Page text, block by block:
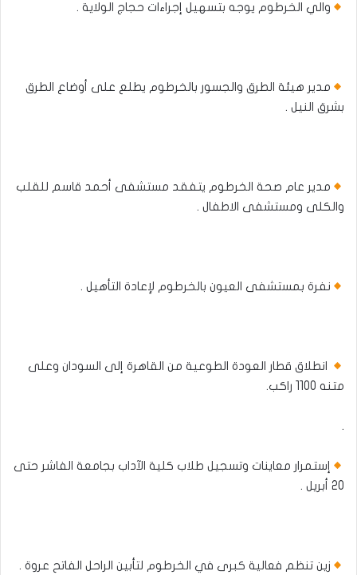
والي الخرطوم يوجه بتسهيل إجراءات حجاج الولاية .
مدير هيئة الطرق والجسور بالخرطوم يطلع على أوضاع الطرق
بشرق النيل .
مدير عام صحة الخرطوم يتفقد مستشفى أحمد قاسم للقلب
والكلى ومستشفى الاطفال .
نفرة بمستشفى العيون بالخرطوم لإعادة التأهيل .
انطلاق قطار العودة الطوعية من القاهرة إلى السودان وعلى
متنه 1100 راكب.
.
إستمرار معاينات وتسجيل طلاب كلية الآداب بجامعة الفاشر حتى
20 أبريل .
زين تنظم فعالية كبرى في الخرطوم لتأبين الراحل الفاتح عروة .